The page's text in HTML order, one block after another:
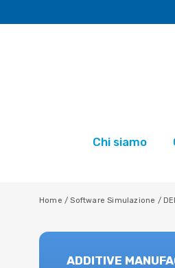
Chi siamo
Home /Software Simulazione /
ADDITIVE